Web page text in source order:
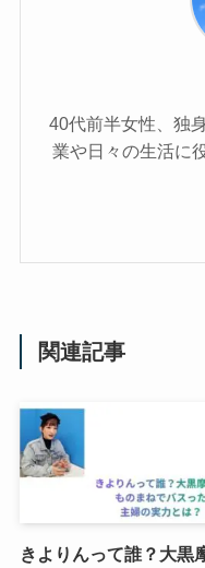
40代前半女性、独
業や日々の生活に
関連記事
きよりんって誰？大黒